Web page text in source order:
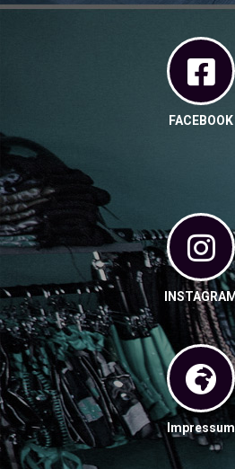
FACEBOOK
INSTAGRAM
Impressum